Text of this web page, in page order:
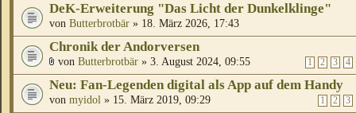
DeK-Erweiterung "Das Licht der Dunkelklinge"
von Butterbrotbär » 18. März 2026, 17:43
Chronik der Andorversen
1 2 3 4
von Butterbrotbär » 3. August 2024, 09:55
Neu: Fan-Legenden digital als App auf dem Handy
1 2 3
von myidol » 15. März 2019, 09:29